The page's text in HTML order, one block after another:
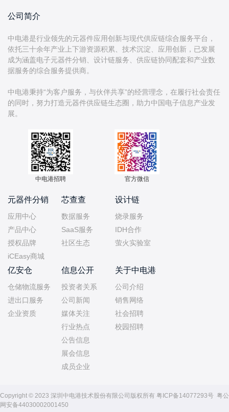
公司简介
中电港是行业领先的元器件应用创新与现代供应链综合服务平台，
依托三十余年产业上下游资源积累、技术沉淀、应用创新，已发展
成为涵盖电子元器件分销、设计链服务、供应链协同配套和产业数
据服务的综合服务提供商。
中电港秉持“为客户服务，与伙伴共享”的经营理念，在履行社会责任
的同时，努力打造元器件供应链生态圈，助力中国电子信息产业发
中电港招聘 官方微信
元器件分销
应用中心
产品中心
授权品牌
iCEasy商城
芯查查
数据服务
SaaS服务
社区生态
设计链
烧录服务
IDH合作
萤火实验室
亿安仓
仓储物流服务
进出口服务
企业资质
信息公开
投资者关系
公司新闻
媒体关注
行业热点
公告信息
展会信息
成员企业
关于中电港
公司介绍
销售网络
社会招聘
校园招聘
Copyright © 2023 深圳中电港技术股份有限公司版权所有 粤ICP备14077293号 粤公
网安备44030002001450